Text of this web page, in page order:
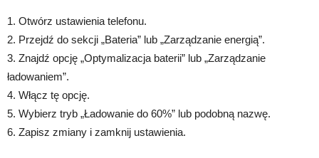
1. Otwórz ustawienia telefonu.
2. Przejdź do sekcji „Bateria” lub „Zarządzanie energią”.
3. Znajdź opcję „Optymalizacja baterii” lub „Zarządzanie
ładowaniem”.
4. Włącz tę opcję.
5. Wybierz tryb „Ładowanie do 60%” lub podobną nazwę.
6. Zapisz zmiany i zamknij ustawienia.